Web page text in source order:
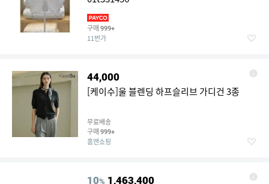
구매 999+
11번가
44,000
[케이수]울 블렌딩 하프슬리브 가디건 3종
무료배송
구매 999+
홈앤쇼핑
10% 1,463,400